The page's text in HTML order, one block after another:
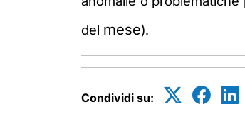
del mese).
Condividi su: